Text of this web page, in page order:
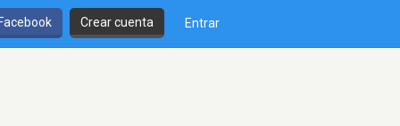
Crear cuenta Entrar